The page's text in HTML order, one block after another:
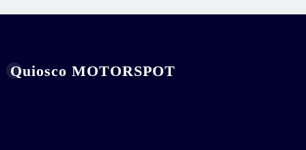
Quiosco MOTORSPOT